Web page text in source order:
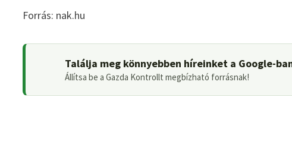
Forrás: nak.hu
Találja meg könnyebben híreinket a Google-
Állítsa be a Gazda Kontrollt megbízható forrásnak!